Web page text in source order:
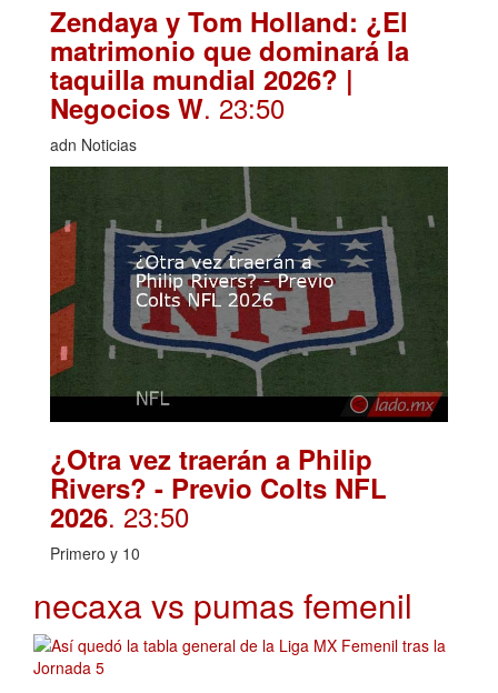
Zendaya y Tom Holland: ¿El
matrimonio que dominará la
taquilla mundial 2026? |
Negocios W. 23:50
adn Noticias
¿Otra vez traerán a Philip
Rivers? - Previo Colts NFL
2026. 23:50
Primero y 10
necaxa vs pumas femenil